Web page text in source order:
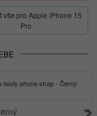
vše pro Apple iPhone 15
Pro
body phone strap - Černý